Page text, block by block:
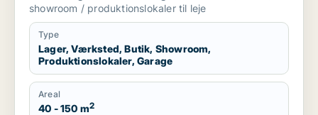
showroom / produktionslokaler til leje
Type
Lager, Værksted, Butik, Showroom,
Produktionslokaler, Garage
Areal
40 - 150 m2